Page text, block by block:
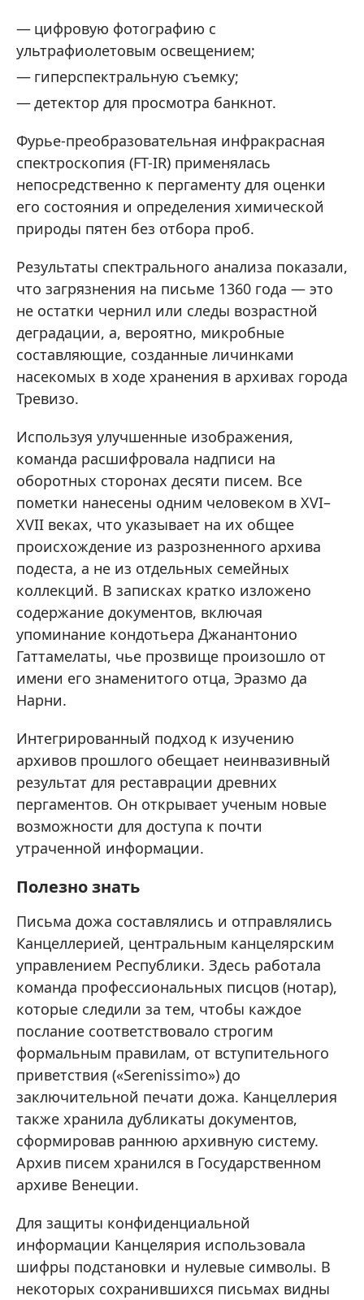
цифровую фотографию с
ультрафиолетовым освещением;
гиперспектральную съемку;
детектор для просмотра банкнот.
Фурье-преобразовательная инфракрасная
спектроскопия (FT-IR) применялась
непосредственно к пергаменту для оценки
его состояния и определения химической
природы пятен без отбора проб.
Результаты спектрального анализа показали,
что загрязнения на письме 1360 года — это
не остатки чернил или следы возрастной
деградации, а, вероятно, микробные
составляющие, созданные личинками
насекомых в ходе хранения в архивах города
Тревизо.
Используя улучшенные изображения,
команда расшифровала надписи на
оборотных сторонах десяти писем. Все
пометки нанесены одним человеком в ​​XVI–
XVII веках, что указывает на их общее
происхождение из разрозненного архива
подеста, а не из отдельных семейных
коллекций. В записках кратко изложено
содержание документов, включая
упоминание кондотьера Джанантонио
Гаттамелаты, чье прозвище произошло от
имени его знаменитого отца, Эразмо да
Нарни.
Интегрированный подход к изучению
архивов прошлого обещает неинвазивный
результат для реставрации древних
пергаментов. Он открывает ученым новые
возможности для доступа к почти
утраченной информации.
Полезно знать
Письма дожа составлялись и отправлялись
Канцеллерией, центральным канцелярским
управлением Республики. Здесь работала
команда профессиональных писцов (нотар),
которые следили за тем, чтобы каждое
послание соответствовало строгим
формальным правилам, от вступительного
приветствия («Serenissimo») до
заключительной печати дожа. Канцеллерия
также хранила дубликаты документов,
сформировав раннюю архивную систему.
Архив писем хранился в Государственном
архиве Венеции.
Для защиты конфиденциальной
информации Канцелярия использовала
шифры подстановки и нулевые символы. В
некоторых сохранившихся письмах видны